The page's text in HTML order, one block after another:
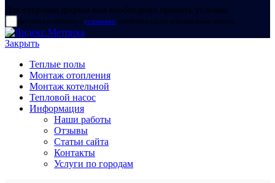
Для отправки формы вам необходимо принять условия:
прочитал и согласен с условиями обработки своих персональных данных
Закрыть
Теплые полы
Монтаж отопления
Монтаж котельной
Тепловой насос
Информация
Наши работы
Отзывы
Статьи сайта
Контакты
Услуги по городам